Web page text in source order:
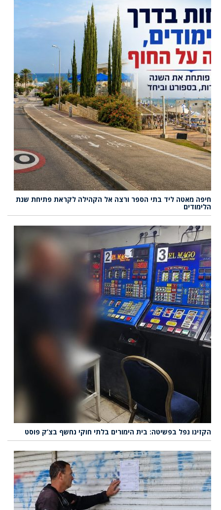
חיפה מאטה ליד בתי הספר ורצה אל הקהילה לקראת פתיחת שנת
הלימודים
הקזינו נפל בפשיטה: בית הימורים בלתי חוקי נחשף בצ’ק פוסט